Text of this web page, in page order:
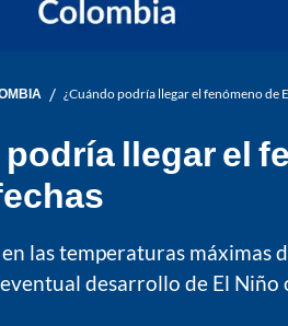
/ ¿Cuándo podría llegar el fenómeno de
llegar el
las temperaturas máximas
desarrollo de El Niño